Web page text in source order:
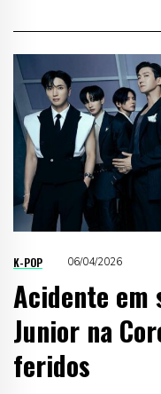
K-POP 06/04/2026
Acidente em
Junior na
feridos